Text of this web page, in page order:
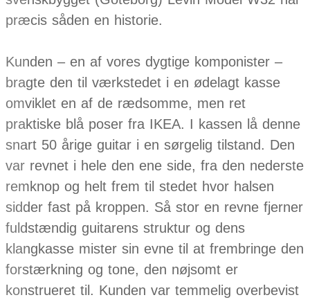
præcis såden en historie.
Kunden – en af vores dygtige komponister –
bragte den til værkstedet i en ødelagt kasse
omviklet en af de rædsomme, men ret
praktiske blå poser fra IKEA. I kassen lå denne
snart 50 årige guitar i en sørgelig tilstand. Den
var revnet i hele den ene side, fra den nederste
remknop og helt frem til stedet hvor halsen
sidder fast på kroppen. Så stor en revne fjerner
fuldstændig guitarens struktur og dens
klangkasse mister sin evne til at frembringe den
forstærkning og tone, den nøjsomt er
konstrueret til. Kunden var temmelig overbevist